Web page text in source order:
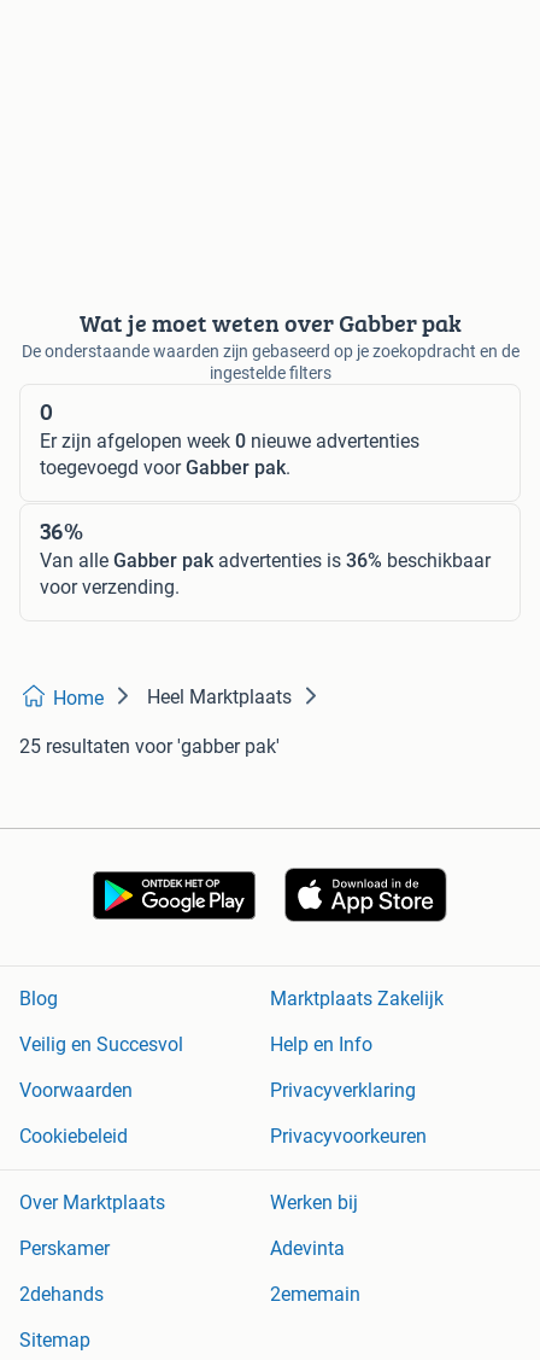
Wat je moet weten over Gabber pak
De onderstaande waarden zijn gebaseerd op je zoekopdracht en de
ingestelde filters
0
Er zijn afgelopen week 0 nieuwe advertenties
toegevoegd voorGabber pak.
36%
Van alle Gabber pakadvertenties is 36% beschikbaar
voor verzending.
Home Heel Marktplaats
25 resultaten voor 'gabber pak'
Blog
Marktplaats Zakelijk
Veilig en Succesvol
Help en Info
Voorwaarden
Privacyverklaring
Cookiebeleid
Privacyvoorkeuren
Over Marktplaats
Werken bij
Perskamer
Adevinta
2dehands
2ememain
Sitemap